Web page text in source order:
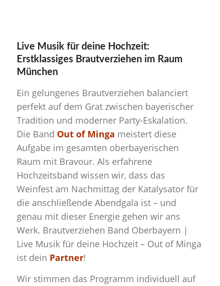
Live Musik für deine Hochzeit:
Erstklassiges Brautverziehen im Raum
München
Ein gelungenes Brautverziehen balanciert
perfekt auf dem Grat zwischen bayerischer
Tradition und moderner Party-Eskalation.
Die Band Out of Minga meistert diese
Aufgabe im gesamten oberbayerischen
Raum mit Bravour. Als erfahrene
Hochzeitsband wissen wir, dass das
Weinfest am Nachmittag der Katalysator für
die anschließende Abendgala ist – und
genau mit dieser Energie gehen wir ans
Werk. Brautverziehen Band Oberbayern |
Live Musik für deine Hochzeit – Out of Minga
ist dein Partner!
Wir stimmen das Programm individuell auf